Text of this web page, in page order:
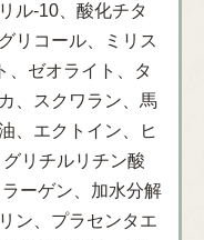
ル-10、酸化チタ
リコール、ミリス
、ゼオライト、タ
、スクワラン、馬
、エクトイン、ヒ
リチルリチン酸
ーゲン、加水分解
ン、プラセンタエ